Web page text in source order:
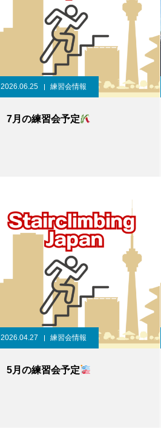
2026.06.25 練習会情報
7月の練習会予定
2026.04.27 練習会情報
5月の練習会予定